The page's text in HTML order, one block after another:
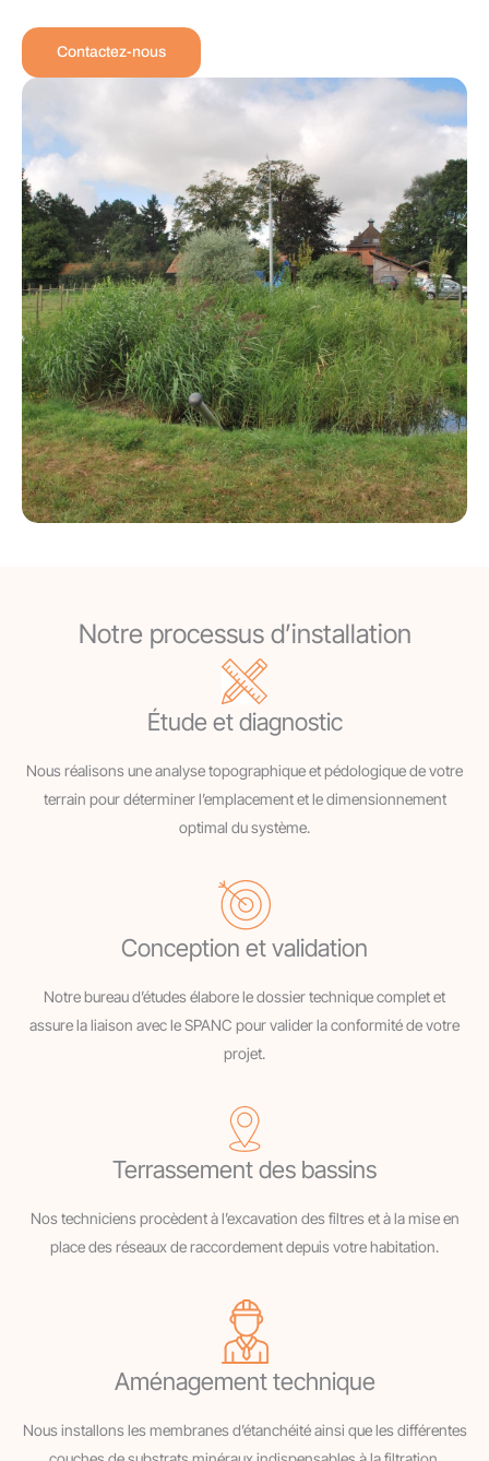
Contactez-nous
Notre processus d’installation
Étude et diagnostic
Nous réalisons une analyse topographique et pédologique de votre
terrain pour déterminer l’emplacement et le dimensionnement
optimal du système.
Conception et validation
Notre bureau d’études élabore le dossier technique complet et
assure la liaison avec le SPANC pour valider la conformité de votre
projet.
Terrassement des bassins
Nos techniciens procèdent à l’excavation des filtres et à la mise en
place des réseaux de raccordement depuis votre habitation.
Aménagement technique
Nous installons les membranes d’étanchéité ainsi que les différentes